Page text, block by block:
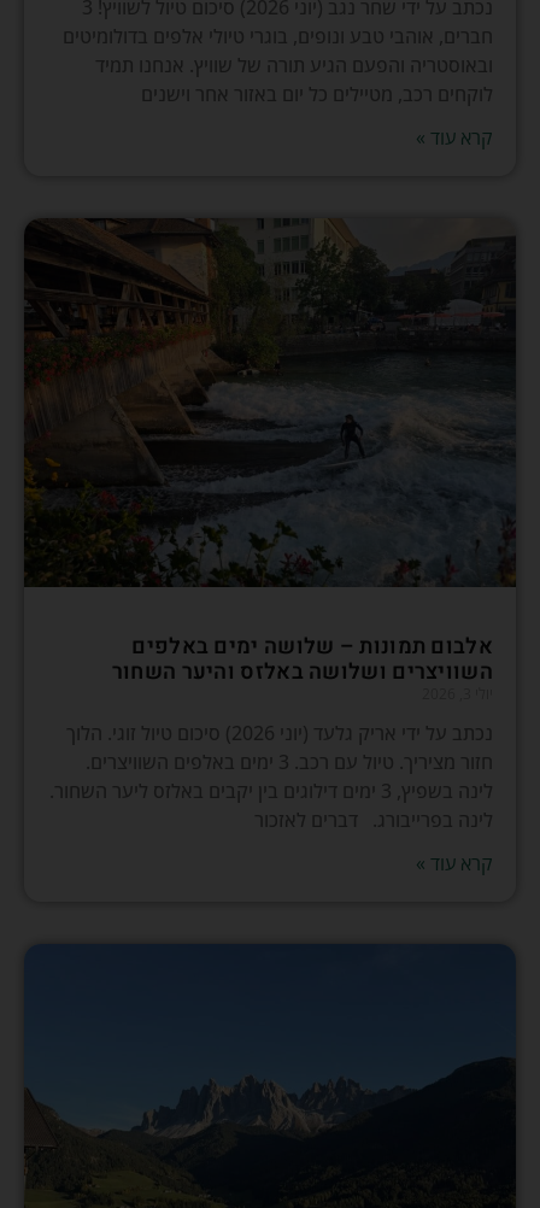
נכתב על ידי שחר נגב (יוני 2026) סיכום טיול לשוויץ! 3
חברים, אוהבי טבע ונופים, בוגרי טיולי אלפים בדולומיטים
ובאוסטריה והפעם הגיע תורה של שוויץ. אנחנו תמיד
לוקחים רכב, מטיילים כל יום באזור אחר וישנים
קרא עוד »
אלבום תמונות – שלושה ימים באלפים
השוויצרים ושלושה באלזס והיער השחור
נכתב על ידי אריק גלעד (יוני 2026) סיכום טיול זוגי. הלוך
חזור מציריך. טיול עם רכב. 3 ימים באלפים השוויצרים.
לינה בשפיץ, 3 ימים דילוגים בין יקבים באלזס ליער השחור.
לינה בפרייבורג. דברים לאזכור
קרא עוד »